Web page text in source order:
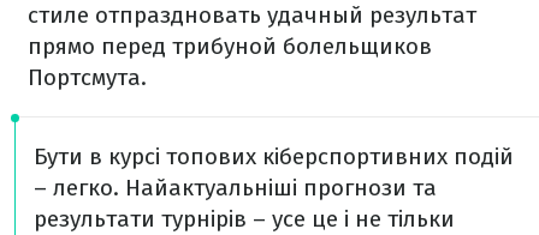
стиле отпраздновать удачный результат
прямо перед трибуной болельщиков
Портсмута.
Бути в курсі топових кіберспортивних подій
– легко. Найактуальніші прогнози та
результати турнірів – усе це і не тільки